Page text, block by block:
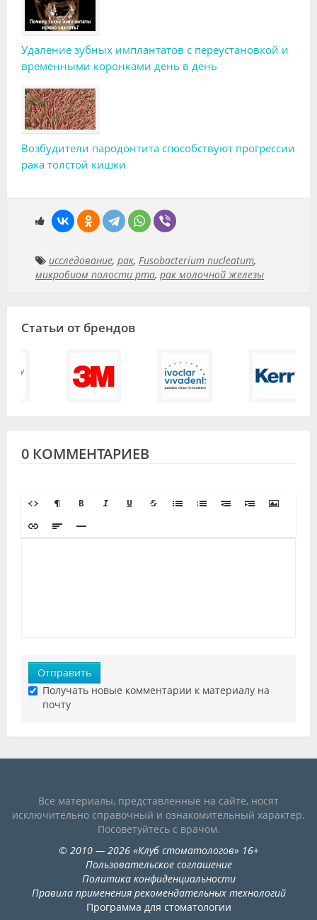
Удаление зубных имплантатов с переустановкой и
временными коронками день в день
Возбудители пародонтита способствуют прогрессии
рака толстой кишки
исследование, рак, Fusobacterium nucleatum,
микробиом полости рта, рак молочной железы
Статьи от брендов
0 КОММЕНТАРИЕВ
Отправить
Получать новые комментарии к материалу на
почту
Все материалы, представленные на сайте, носят
исключительно справочный и ознакомительный характер.
Посоветуйтесь с врачом.
© 2010— 2026«Клуб стоматологов» 16+
Пользовательское соглашение
Политика конфиденциальности
Правила применения рекомендательных технологий
Программа для стоматологии